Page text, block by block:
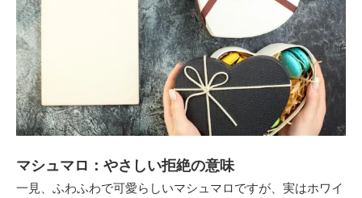
マシュマロ：やさしい拒絶の意味
一見、ふわふわで可愛らしいマシュマロですが、実はホワイ